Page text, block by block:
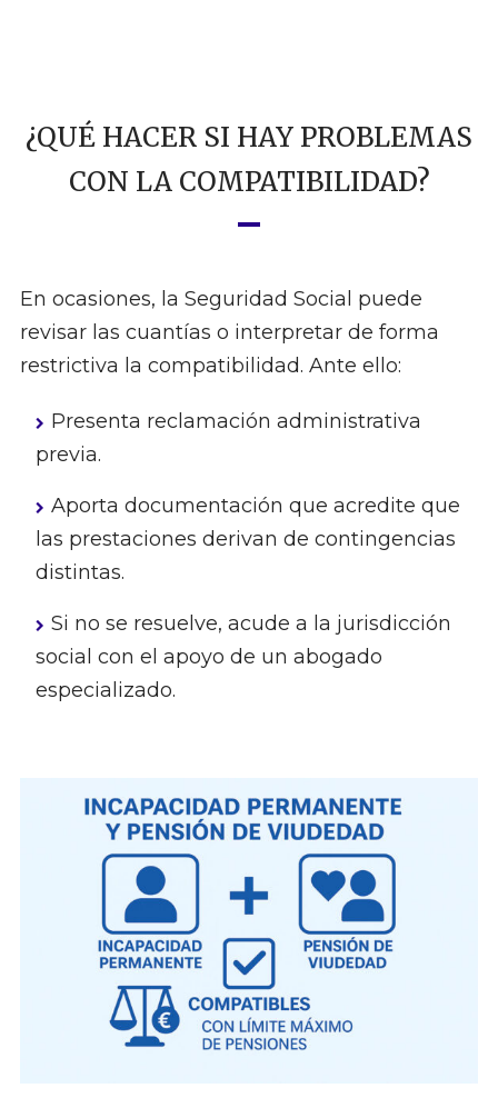
¿QUÉ HACER SI HAY PROBLEMAS
CON LA COMPATIBILIDAD?
En ocasiones, la Seguridad Social puede
revisar las cuantías o interpretar de forma
restrictiva la compatibilidad. Ante ello:
Presenta reclamación administrativa
previa.
Aporta documentación que acredite que
las prestaciones derivan de contingencias
distintas.
Si no se resuelve, acude a la jurisdicción
social con el apoyo de un abogado
especializado.